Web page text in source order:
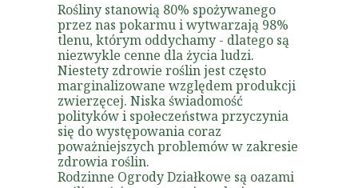
Rośliny stanowią 80% spożywanego
przez nas pokarmu i wytwarzają 98%
tlenu, którym oddychamy - dlatego są
niezwykle cenne dla życia ludzi.
Niestety zdrowie roślin jest często
marginalizowane względem produkcji
zwierzęcej. Niska świadomość
polityków i społeczeństwa przyczynia
się do występowania coraz
poważniejszych problemów w zakresie
zdrowia roślin.
Rodzinne Ogrody Działkowe są oazami